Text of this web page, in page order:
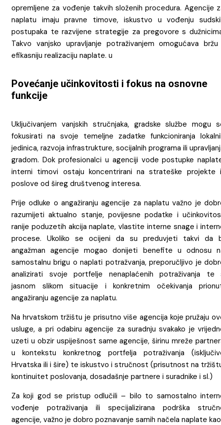
opremljene za vođenje takvih složenih procedura. Agencije
naplatu imaju pravne timove, iskustvo u vođenju
postupaka te razvijene strategije za pregovore s
Takvo vanjsko upravljanje potraživanjem omogućava
efikasniju realizaciju naplate. u
Povećanje učinkovitosti i fokus na osnovne
funkcije
Uključivanjem vanjskih stručnjaka, gradske službe mogu
fokusirati na svoje temeljne zadatke funkcioniranja
jedinica, razvoja infrastrukture, socijalnih programa ili
gradom. Dok profesionalci u agenciji vode postupke
interni timovi ostaju koncentrirani na strateške projekte
poslove od šireg društvenog interesa.
Prije odluke o angažiranju agencije za naplatu važno je
razumijeti aktualno stanje, povijesne podatke i
ranije poduzetih akcija naplate, vlastite interne snage i
procese. Ukoliko se ocijeni da su preduvjeti takvi da
angažman agencije mogao donijeti benefite u odnosu
samostalnu brigu o naplati potražvanja, preporučljivo je
analizirati svoje portfelje nenaplaćenih potraživanja te
jasnom slikom situacije i konkretnim očekivanja
angažiranju agencije za naplatu.
Na hrvatskom tržištu je prisutno više agencija koje pružaju
usluge, a pri odabiru agencije za suradnju svakako je
uzeti u obzir uspiješnost same agencije, širinu mreže
u kontekstu konkretnog portfelja potraživanja
Hrvatska ili i šire) te iskustvo i stručnost (prisutnost na
kontinuitet poslovanja, dosadašnje partnere i suradnike i sl.)
Za koji god se pristup odlučili – bilo to samostalno
vođenje potraživanja ili specijalizirana podrška
agencije, važno je dobro poznavanje samih načela naplate